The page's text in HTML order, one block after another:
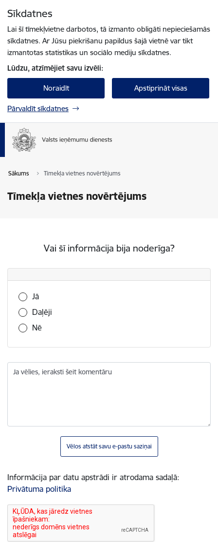
Sīkdatnes
Lai šī tīmekļvietne darbotos, tā izmanto obligāti nepieciešamās
sīkdatnes. Ar Jūsu piekrišanu papildus šajā vietnē var tikt
izmantotas statistikas un sociālo mediju sīkdatnes.
Lūdzu, atzīmējiet savu izvēli:
Noraidīt Apstiprināt visas
Pārvaldīt sīkdatnes
Sākums Tīmekļa vietnes novērtējums
Tīmekļa vietnes novērtējums
Vai šī informācija bija noderīga?
Vai šī informācija bija noderīga?
Jā
Daļēji
Nē
Ja vēlies, ieraksti šeit komentāru
Vēlos atstāt savu e-pastu saziņai
Informācija par datu apstrādi ir atrodama sadaļā:
Privātuma politika